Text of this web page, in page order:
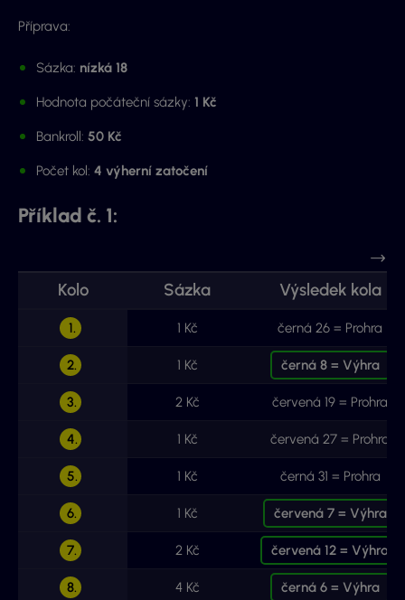
Příprava:
Sázka: nízká 18
Hodnota počáteční sázky: 1 Kč
Bankroll: 50 Kč
Počet kol: 4 výherní zatočení
Příklad č. 1:
Kolo Sázka Výsledek kola
1. 1 Kč černá 26 = Prohra
2. 1 Kč černá 8 = Výhra
3. 2 Kč červená 19 = Prohra
4. 1 Kč červená 27 = Prohra
5. 1 Kč černá 31 = Prohra
6. 1 Kč červená 7 = Výhra
7. 2 Kč červená 12 = Výhra
8. 4 Kč černá 6 = Výhra